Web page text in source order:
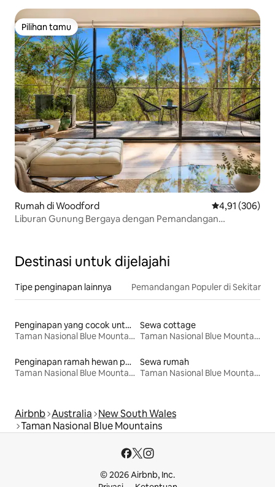
Pilihan tamu
Pilihan tamu
Rumah di Woodford Nilai rata-rata
4,91 (306)
Liburan Gunung Bergaya dengan Pemandangan
Destinasi untuk dijelajahi
Tipe penginapan lainnya Pemandangan Populer di Sekitar
Penginapan yang cocok untuk keluarga
Taman Nasional Blue Mountains
Sewa cottage
Taman Nasional Blue Mountains
Penginapan ramah hewan peliharaan
Taman Nasional Blue Mountains
Sewa rumah
Taman Nasional Blue Mountains
Airbnb Australia New South Wales
Taman Nasional Blue Mountains
© 2026 Airbnb, Inc.